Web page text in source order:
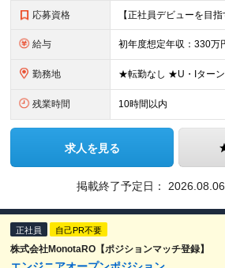
応募資格
給与
勤務地
残業時間 10時間以内
求人を見る
掲載終了予定日： 2026.08.06
正社員 自己PR不要
株式会社MonotaRO【ポジションマッチ登録】